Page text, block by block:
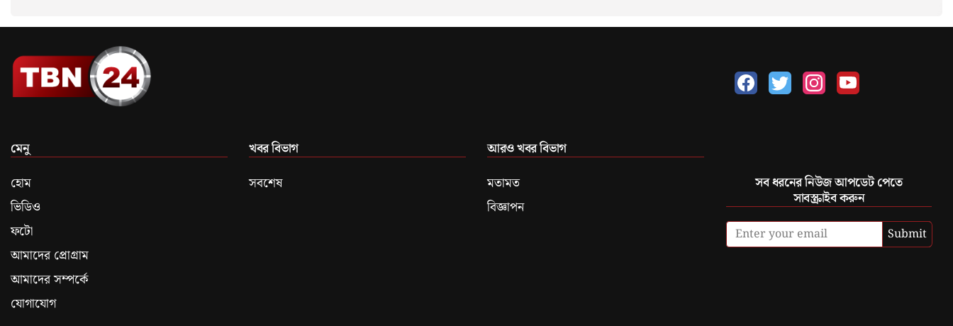
মেনু
হোম
ভিডিও
ফটো
আমাদের প্রোগ্রাম
আমাদের সম্পর্কে
যোগাযোগ
খবর বিভাগ
সবশেষ
আরও খবর বিভাগ
মতামত
বিজ্ঞাপন
সব ধরনের নিউজ আপডেট পেতে
সাবস্ক্রাইব করুন
Submit